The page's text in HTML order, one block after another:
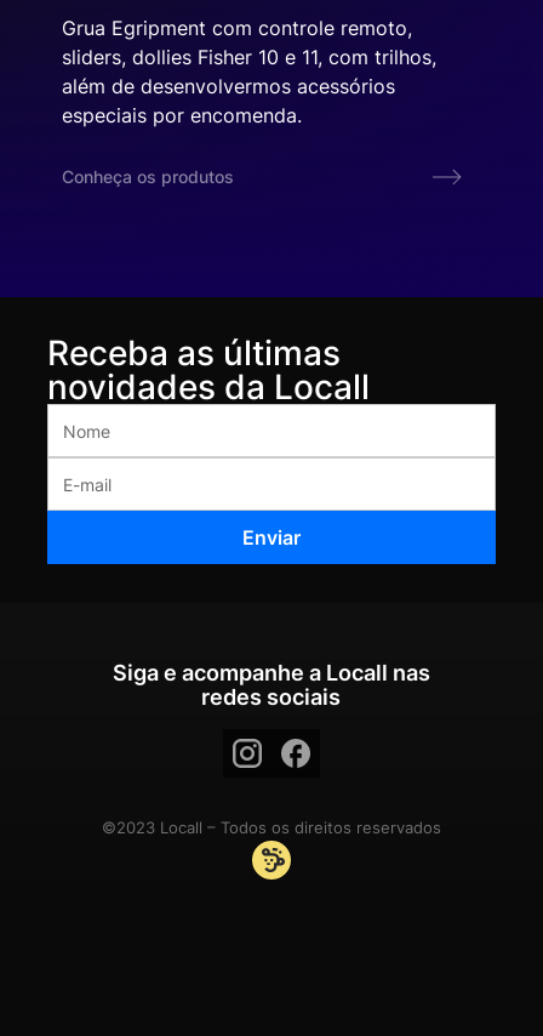
Grua Egripment com controle remoto,
sliders, dollies Fisher 10 e 11, com trilhos,
além de desenvolvermos acessórios
especiais por encomenda.
Conheça os produtos
Receba as últimas
novidades da Locall
Siga e acompanhe a Locall nas
redes sociais
©2023 Locall – Todos os direitos reservados